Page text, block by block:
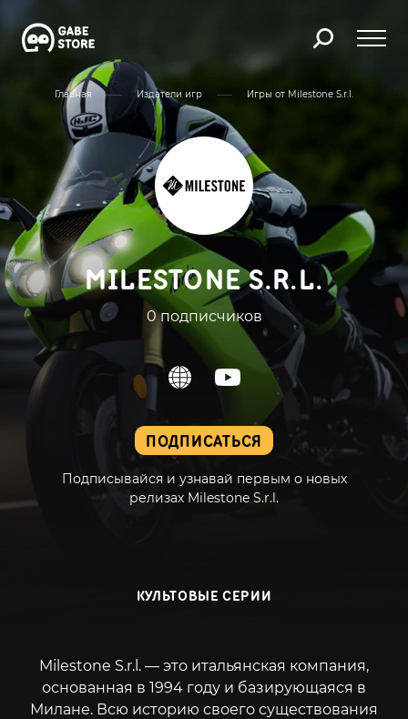
Главная Издатели игр Игры от Milestone S.r.l.
ПОДПИСАТЬСЯ
Подписывайся и узнавай первым о новых
релизах Milestone S.r.l.
MILESTONE S.R.L.
0 подписчиков
КУЛЬТОВЫЕ СЕРИИ
Milestone S.r.l. — это итальянская компания,
основанная в 1994 году и базирующаяся в
Милане. Всю историю своего существования